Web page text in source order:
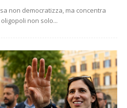
non democratizza, ma concentra
non solo...